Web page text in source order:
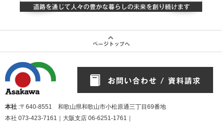
本社 :〒640-8551 和歌山県和歌山市小松原通三丁目69番地
本社 073-423-7161 ｜大阪支店 06-6251-1761